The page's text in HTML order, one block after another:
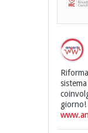
sistema
giorno!